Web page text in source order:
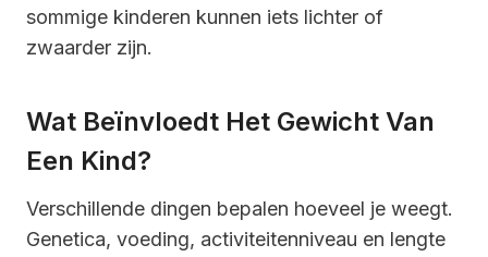
sommige kinderen kunnen iets lichter of
zwaarder zijn.
Wat Beïnvloedt Het Gewicht Van
Een Kind?
Verschillende dingen bepalen hoeveel je weegt.
Genetica, voeding, activiteitenniveau en lengte